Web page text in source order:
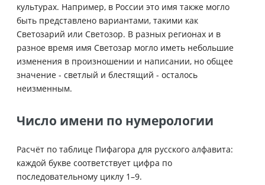
культурах. Например, в России это имя также могло
быть представлено вариантами, такими как
Светозарий или Светозор. В разных регионах и в
разное время имя Светозар могло иметь небольшие
изменения в произношении и написании, но общее
значение - светлый и блестящий - осталось
неизменным.
Число имени по нумерологии
Расчёт по таблице Пифагора для русского алфавита:
каждой букве соответствует цифра по
последовательному циклу 1–9.